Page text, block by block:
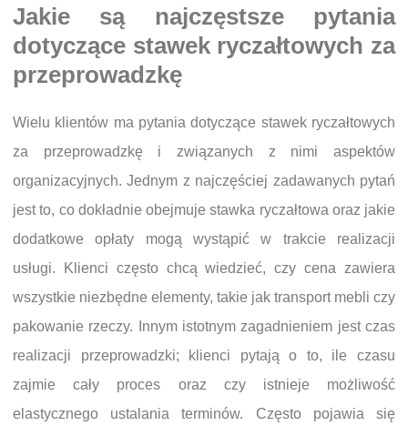
Jakie są najczęstsze pytania
dotyczące stawek ryczałtowych za
przeprowadzkę
Wielu klientów ma pytania dotyczące stawek ryczałtowych
za przeprowadzkę i związanych z nimi aspektów
organizacyjnych. Jednym z najczęściej zadawanych pytań
jest to, co dokładnie obejmuje stawka ryczałtowa oraz jakie
dodatkowe opłaty mogą wystąpić w trakcie realizacji
usługi. Klienci często chcą wiedzieć, czy cena zawiera
wszystkie niezbędne elementy, takie jak transport mebli czy
pakowanie rzeczy. Innym istotnym zagadnieniem jest czas
realizacji przeprowadzki; klienci pytają o to, ile czasu
zajmie cały proces oraz czy istnieje możliwość
elastycznego ustalania terminów. Często pojawia się